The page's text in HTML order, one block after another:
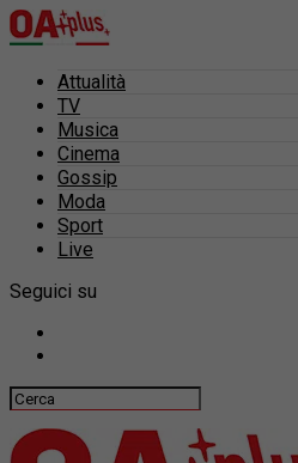
Attualità
TV
Musica
Cinema
Gossip
Moda
Sport
Live
Seguici su